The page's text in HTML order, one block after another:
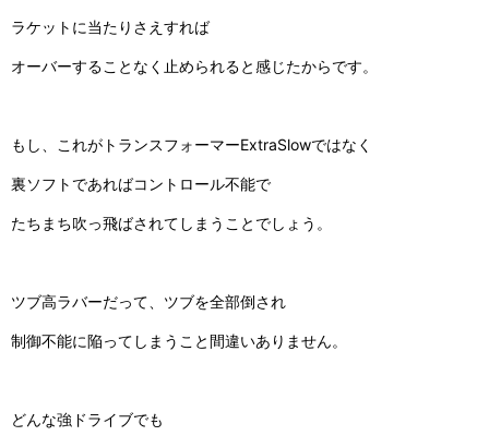
ラケットに当たりさえすれば
オーバーすることなく止められると感じたからです。
もし、これがトランスフォーマーExtraSlowではなく
裏ソフトであればコントロール不能で
たちまち吹っ飛ばされてしまうことでしょう。
ツブ高ラバーだって、ツブを全部倒され
制御不能に陥ってしまうこと間違いありません。
どんな強ドライブでも